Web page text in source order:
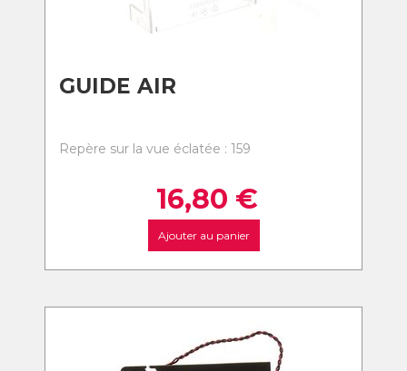
GUIDE AIR
Repère sur la vue éclatée : 159
16,80 €
Ajouter au panier